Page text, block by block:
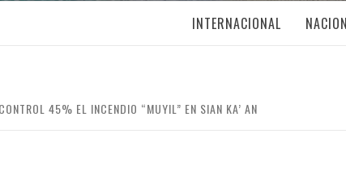
INTERNACIONAL
45% EL INCENDIO “MUYIL” EN SIAN KA’ AN